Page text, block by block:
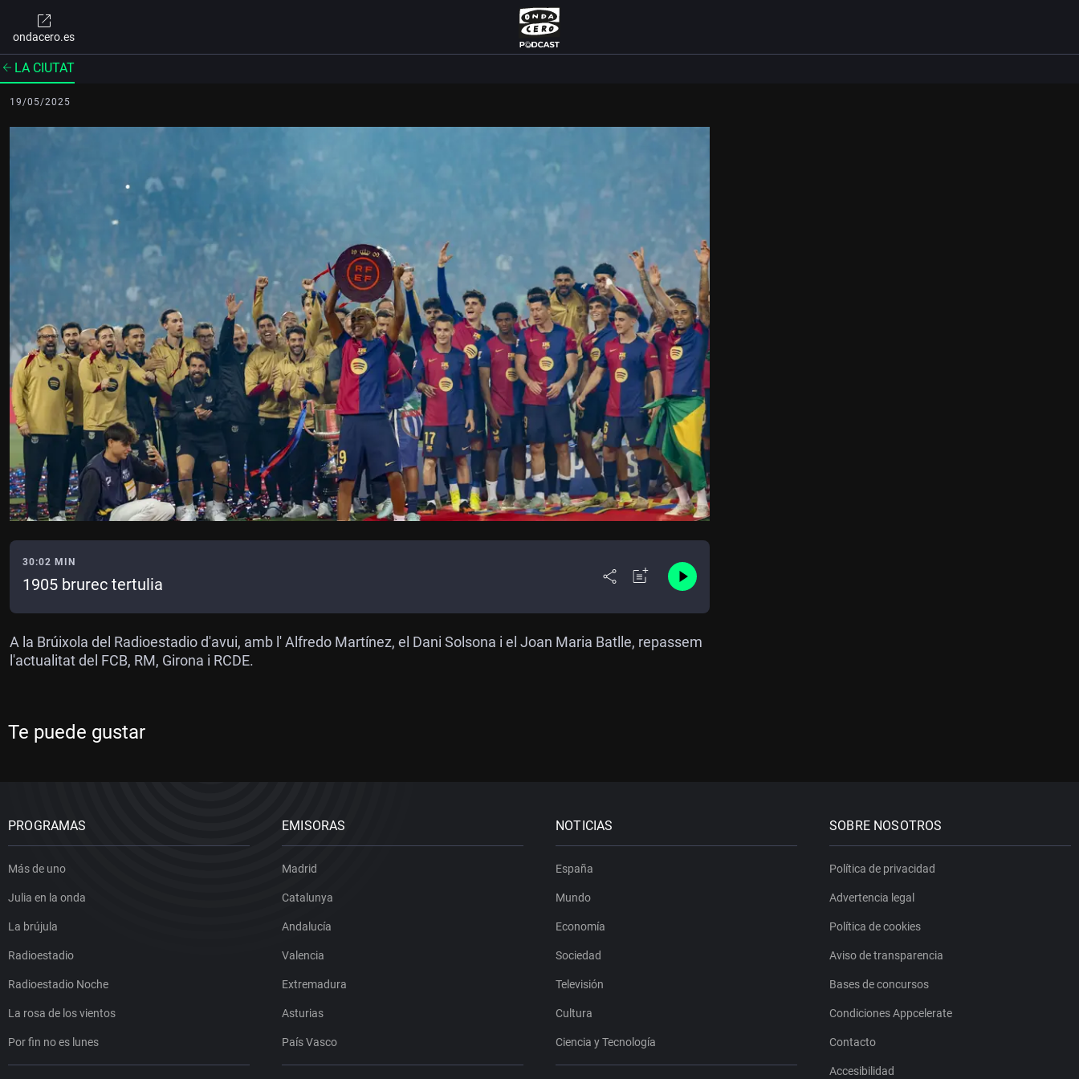
ondacero.es
LA CIUTAT
19/05/2025
30:02 MIN
1905 brurec tertulia
A la Brúixola del Radioestadio d'avui, amb l' Alfredo Martínez, el Dani Solsona i el Joan Maria Batlle, repassem
l'actualitat del FCB, RM, Girona i RCDE.
Te puede gustar
PROGRAMAS
Más de uno
Julia en la onda
La brújula
Radioestadio
Radioestadio Noche
La rosa de los vientos
Por fin no es lunes
EMISORAS
Madrid
Catalunya
Andalucía
Valencia
Extremadura
Asturias
País Vasco
NOTICIAS
España
Mundo
Economía
Sociedad
Televisión
Cultura
Ciencia y Tecnología
SOBRE NOSOTROS
Política de privacidad
Advertencia legal
Política de cookies
Aviso de transparencia
Bases de concursos
Condiciones Appcelerate
Contacto
Accesibilidad